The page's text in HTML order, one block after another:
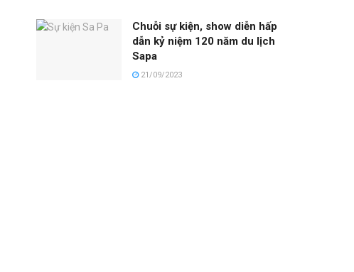
Chuỗi sự kiện, show diễn hấp
dẫn kỷ niệm 120 năm du lịch
Sapa
21/09/2023